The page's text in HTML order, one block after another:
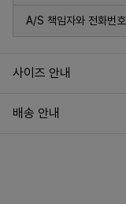
A/S 책임자와 전화번호
사이즈 안내
배송 안내